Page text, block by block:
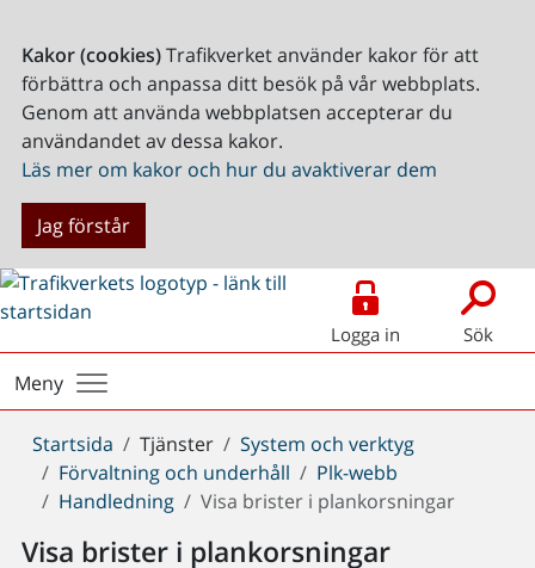
Kakor (cookies)Trafikverket använder kakor för att
förbättra och anpassa ditt besök på vår webbplats.
Genom att använda webbplatsen accepterar du
användandet av dessa kakor.
Läs mer om kakor och hur du avaktiverar dem
Jag förstår
Logga in Sök
Meny
Du
är
här:
Startsida Tjänster
System och verktyg
Förvaltning och underhåll
Plk-webb
Handledning
Visa brister i plankorsningar
Visa brister i plankorsningar